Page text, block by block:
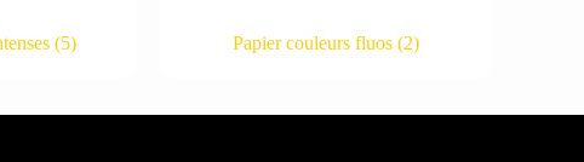
(5) Papier couleurs fluos (2)